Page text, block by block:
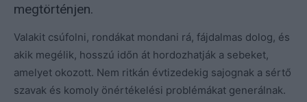
megtörténjen.
Valakit csúfolni, rondákat mondani rá, fájdalmas dolog, és
akik megélik, hosszú időn át hordozhatják a sebeket,
amelyet okozott. Nem ritkán évtizedekig sajognak a sértő
szavak és komoly önértékelési problémákat generálnak.